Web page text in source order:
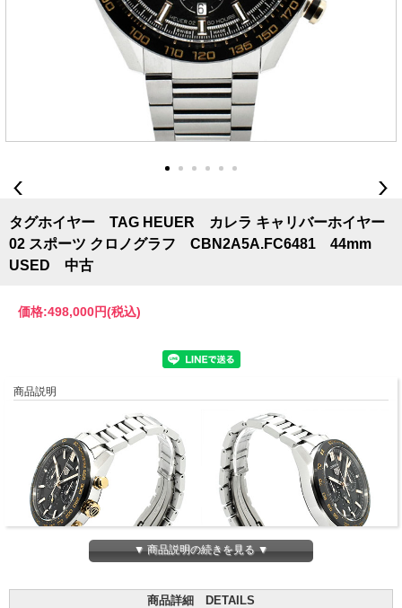
タグホイヤー TAG HEUER カレラ キャリバーホイヤー
02 スポーツ クロノグラフ CBN2A5A.FC6481 44mm
USED 中古
価格:498,000円(税込)
商品説明
▼ 商品説明の続きを見る ▼
商品詳細 DETAILS